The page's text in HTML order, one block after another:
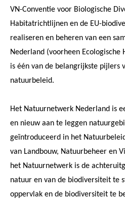
VN-Conventie voor Biologische
Habitatrichtlijnen en de EU-
realiseren en beheren van een
Nederland (voorheen Ecologische
is één van de belangrijkste pijlers
natuurbeleid.
Het Natuurnetwerk Nederland is
en nieuw aan te leggen
geïntroduceerd in het
van Landbouw, Natuurbeheer en
het Natuurnetwerk is de
natuur en van de biodiversiteit te
oppervlak en de biodiversiteit te